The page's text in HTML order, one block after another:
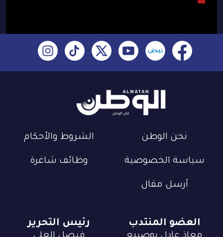
نحن الوطن الشروط والأحكام
سياسة الخصوصية وظائف شاغرة
أرسل مقال
العضو المنتدب رئيس التحرير